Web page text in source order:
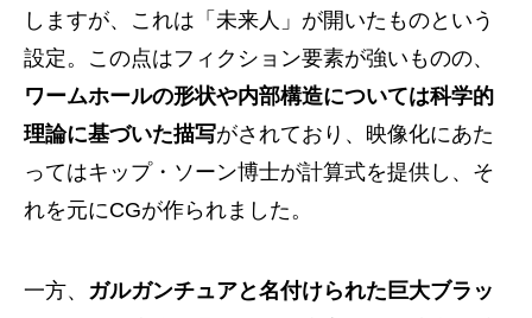
しますが、これは「未来人」が開いたものという
設定。この点はフィクション要素が強いものの、
ワームホールの形状や内部構造については科学的
理論に基づいた描写がされており、映像化にあた
ってはキップ・ソーン博士が計算式を提供し、そ
れを元にCGが作られました。
一方、 ガルガンチュアと名付けられた巨大ブラッ